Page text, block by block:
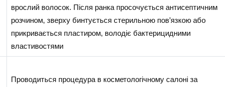
врослий волосок. Після ранка просочується антисептичним
розчином, зверху бинтується стерильною пов’язкою або
прикривається пластиром, володіє бактерицидними
властивостями
Проводиться процедура в косметологічному салоні за